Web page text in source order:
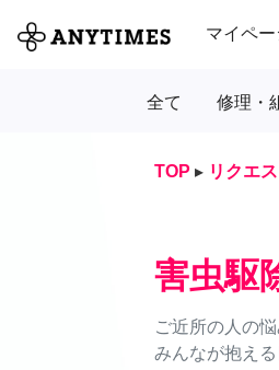
マイペー
全て 修理・
TOP ▸ リクエス
害虫駆
ご近所の人の
みんなが抱え